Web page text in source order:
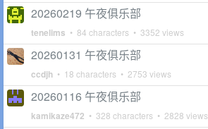
20260219 午夜俱乐部
tenelims • 84 characters • 3352 views
20260131 午夜俱乐部
ccdjh • 18 characters • 2753 views
20260116 午夜俱乐部
kamikaze472 • 328 characters • 2828 views